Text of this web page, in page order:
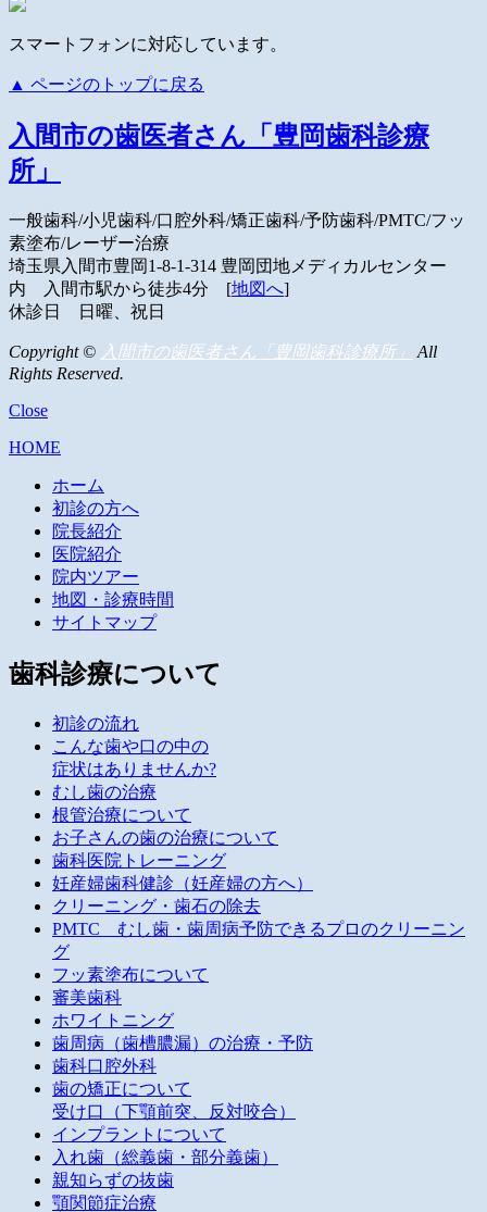
スマートフォンに対応しています。
▲ ページのトップに戻る
入間市の歯医者さん「豊岡歯科診療
所」
一般歯科/小児歯科/口腔外科/矯正歯科/予防歯科/PMTC/フッ
素塗布/レーザー治療
埼玉県入間市豊岡1-8-1-314 豊岡団地メディカルセンター
内 入間市駅から徒歩4分 [地図へ]
休診日 日曜、祝日
Copyright © 入間市の歯医者さん「豊岡歯科診療所」
All
Rights Reserved.
Close
HOME
ホーム
初診の方へ
院長紹介
医院紹介
院内ツアー
地図・診療時間
サイトマップ
歯科診療について
初診の流れ
こんな歯や口の中の
症状はありませんか?
むし歯の治療
根管治療について
お子さんの歯の治療について
歯科医院トレーニング
妊産婦歯科健診（妊産婦の方へ）
クリーニング・歯石の除去
PMTC むし歯・歯周病予防できるプロのクリーニン
グ
フッ素塗布について
審美歯科
ホワイトニング
歯周病（歯槽膿漏）の治療・予防
歯科口腔外科
歯の矯正について
受け口（下顎前突、反対咬合）
インプラントについて
入れ歯（総義歯・部分義歯）
親知らずの抜歯
顎関節症治療